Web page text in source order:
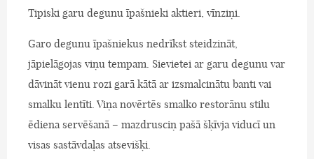
Tipiski garu degunu īpašnieki aktieri, vīnziņi.
Garo degunu īpašniekus nedrīkst steidzināt,
jāpielāgojas viņu tempam. Sievietei ar garu degunu var
dāvināt vienu rozi garā kātā ar izsmalcinātu banti vai
smalku lentīti. Viņa novērtēs smalko restorānu stilu
ēdiena servēšanā – mazdrusciņ pašā šķīvja viducī un
visas sastāvdaļas atsevišķi.